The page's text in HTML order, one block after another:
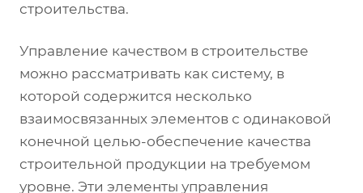
строительства.
Управление качеством в строительстве
можно рассматривать как систему, в
которой содержится несколько
взаимосвязанных элементов с одинаковой
конечной целью-обеспечение качества
строительной продукции на требуемом
уровне. Эти элементы управления